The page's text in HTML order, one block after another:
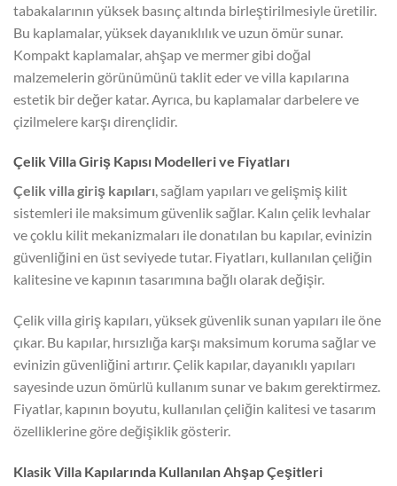
tabakalarının yüksek basınç altında birleştirilmesiyle üretilir.
Bu kaplamalar, yüksek dayanıklılık ve uzun ömür sunar.
Kompakt kaplamalar, ahşap ve mermer gibi doğal
malzemelerin görünümünü taklit eder ve villa kapılarına
estetik bir değer katar. Ayrıca, bu kaplamalar darbelere ve
çizilmelere karşı dirençlidir.
Çelik Villa Giriş Kapısı Modelleri ve Fiyatları
Çelik villa giriş kapıları, sağlam yapıları ve gelişmiş kilit
sistemleri ile maksimum güvenlik sağlar. Kalın çelik levhalar
ve çoklu kilit mekanizmaları ile donatılan bu kapılar, evinizin
güvenliğini en üst seviyede tutar. Fiyatları, kullanılan çeliğin
kalitesine ve kapının tasarımına bağlı olarak değişir.
Çelik villa giriş kapıları, yüksek güvenlik sunan yapıları ile öne
çıkar. Bu kapılar, hırsızlığa karşı maksimum koruma sağlar ve
evinizin güvenliğini artırır. Çelik kapılar, dayanıklı yapıları
sayesinde uzun ömürlü kullanım sunar ve bakım gerektirmez.
Fiyatlar, kapının boyutu, kullanılan çeliğin kalitesi ve tasarım
özelliklerine göre değişiklik gösterir.
Klasik Villa Kapılarında Kullanılan Ahşap Çeşitleri